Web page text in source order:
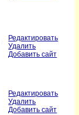
Редактировать
Удалить
Добавить сайт
Редактировать
Удалить
Добавить сайт